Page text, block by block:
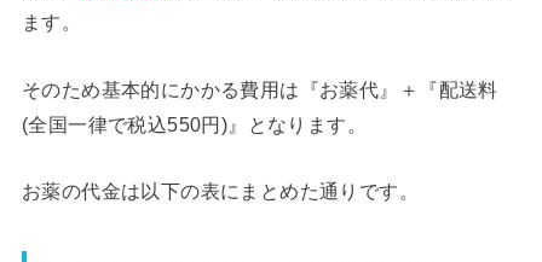
ます。
そのため基本的にかかる費用は『お薬代』＋『配送料
(全国一律で税込550円)』となります。
お薬の代金は以下の表にまとめた通りです。